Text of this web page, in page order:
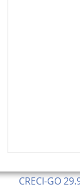
CRECI-GO